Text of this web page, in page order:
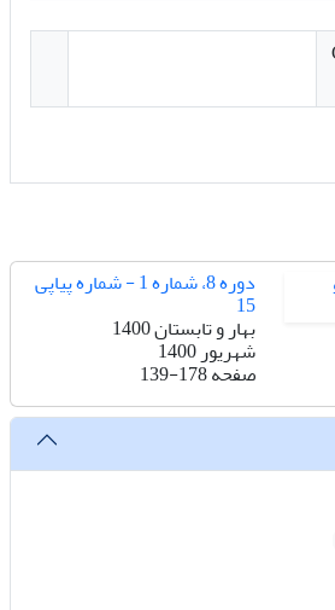
دوره 8، شماره 1 - شماره پیاپی
15
بهار و تابستان 1400
شهریور 1400
صفحه139-178